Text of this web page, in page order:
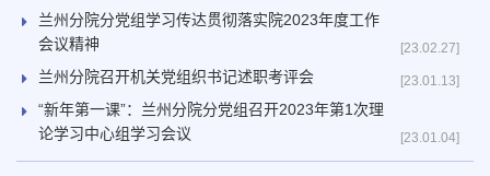
[23.02.27]
兰州分院分党组学习传达贯彻落实院2023年度工作
会议精神
[23.01.13]
兰州分院召开机关党组织书记述职考评会
[23.01.04]
“新年第一课”：兰州分院分党组召开2023年第1次理
论学习中心组学习会议